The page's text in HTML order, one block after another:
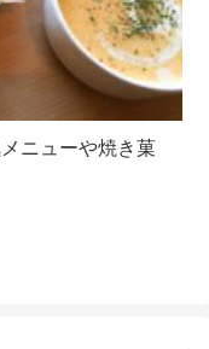
ニューや焼き菓